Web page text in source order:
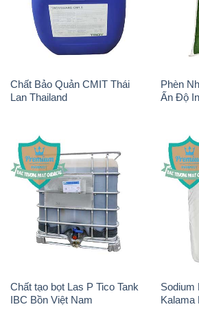
Sodium Benzoate – Mốc Bột
Chữ Cam Food Grade Trung
Quốc China
Chất
China